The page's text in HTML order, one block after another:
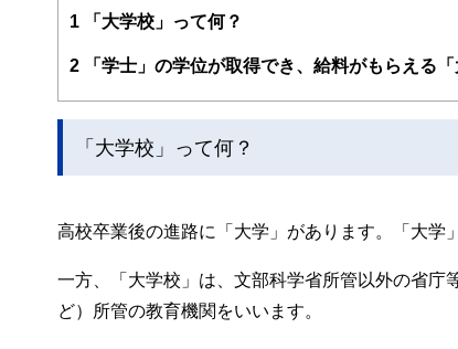
入院・介護のお金」（技術評論社）がある。
1 「大学校」って何？
2 「学士」の学位が取得でき、給料がもらえる「
「大学校」って何？
高校卒業後の進路に「大学」があります。「大学
一方、「大学校」は、文部科学省所管以外の省庁
ど）所管の教育機関をいいます。